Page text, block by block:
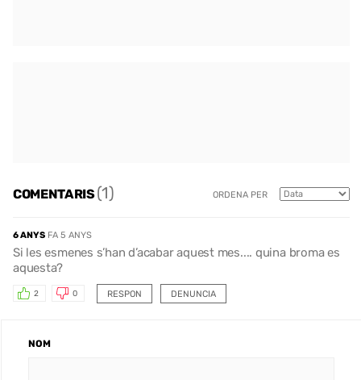
COMENTARIS(1) ORDENA PER
6 ANYS FA 5 ANYS
Si les esmenes s’han d’acabar aquest mes.... quina broma es
aquesta?
RESPON
2 0 DENUNCIA
NOM